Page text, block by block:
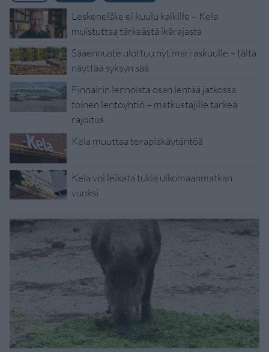
Leskeneläke ei kuulu kaikille – Kela
muistuttaa tärkeästä ikärajasta
Sääennuste ulottuu nyt marraskuulle – tältä
näyttää syksyn sää
Finnairin lennoista osan lentää jatkossa
toinen lentoyhtiö – matkustajille tärkeä
rajoitus
Kela muuttaa terapiakäytäntöä
Kela voi leikata tukia ulkomaanmatkan
vuoksi